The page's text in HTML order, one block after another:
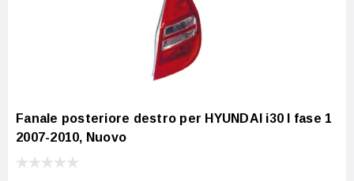
Fanale posteriore destro per HYUNDAI i30 I fase 1
2007-2010, Nuovo